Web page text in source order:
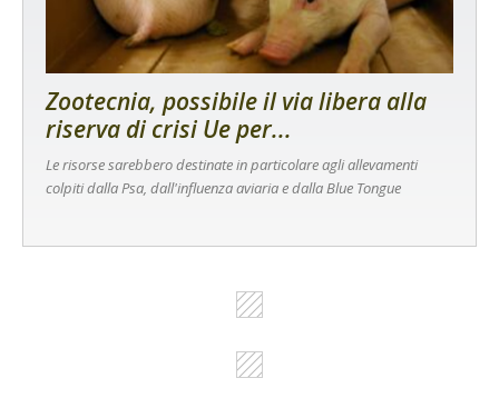
Zootecnia, possibile il via libera alla
riserva di crisi Ue per...
Le risorse sarebbero destinate in particolare agli allevamenti
colpiti dalla Psa, dall'influenza aviaria e dalla Blue Tongue